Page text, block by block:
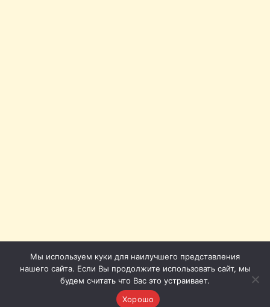
Мы используем куки для наилучшего представления
нашего сайта. Если Вы продолжите использовать сайт, мы
будем считать что Вас это устраивает.
Хорошо